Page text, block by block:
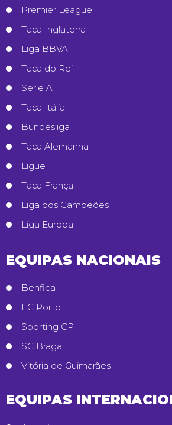
Premier League
Taça Inglaterra
Liga BBVA
Taça do Rei
Serie A
Taça Itália
Bundesliga
Taça Alemanha
Ligue 1
Taça França
Liga dos Campeões
Liga Europa
EQUIPAS NACIONAIS
Benfica
FC Porto
Sporting CP
SC Braga
Vitória de Guimarães
EQUIPAS